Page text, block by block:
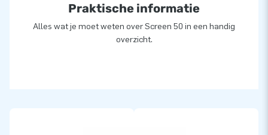
Praktische informatie
Alles wat je moet weten over Screen 50 in een handig
overzicht.